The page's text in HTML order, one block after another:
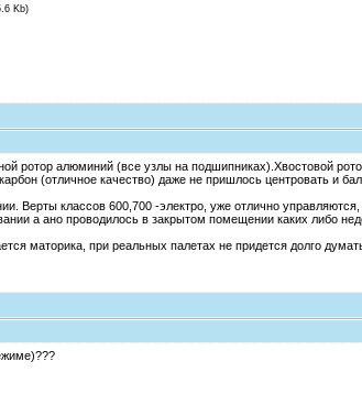
Kb)
ротор алюминий (все узлы на подшипниках).Хвостовой
(отличное качество) даже не пришлось центровать и
Верты классов 600,700 -электро, уже отлично
а ано проводилось в закрытом помещении каких либо
маторика, при реальных палетах не придется долго